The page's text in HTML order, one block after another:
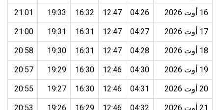
16 أوت 2026 04:26
12:47
16:32
19:33
21:01
17 أوت 2026 04:27
12:47
16:31
19:31
21:00
18 أوت 2026 04:28
12:47
16:31
19:30
20:58
19 أوت 2026 04:30
12:46
16:30
19:29
20:57
20 أوت 2026 04:31
12:46
16:30
19:27
20:55
21 أوت 2026 04:32
12:46
16:29
19:26
20:53